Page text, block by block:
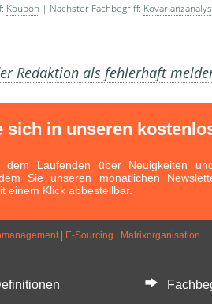
Koupon | Nächster Fachbegriff:
Redaktion als fehlerhaft
sich in unseren
Laufenden über Neuigkeiten
Sie unseren monatlichen
einem Klick abbestellbar.
| E-Sourcing Matrixorganisation